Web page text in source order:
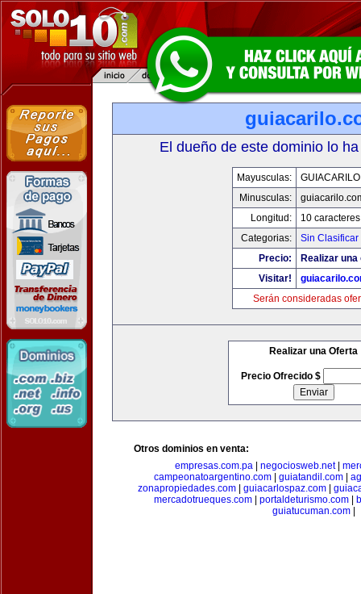
El dueño de este dominio lo
Mayusculas:
Minusculas:
Longitud:
10 caracteres
Categorias:
Sin Clasificar
Precio:
Realizar
Visitar!
Serán consideradas
Realizar una Oferta
Precio Ofrecido $
Otros dominios en venta:
empresas.com.pa| negociosweb.net|
campeonatoargentino.com| guiatandil.com|
zonapropiedades.com
guiacarlospaz.com
mercadotrueques.com| portaldeturismo.com|
guiatucuman.com|